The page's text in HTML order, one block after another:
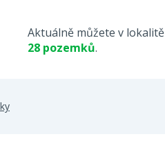
Aktuálně můžete v lokalitě
28 pozemků.